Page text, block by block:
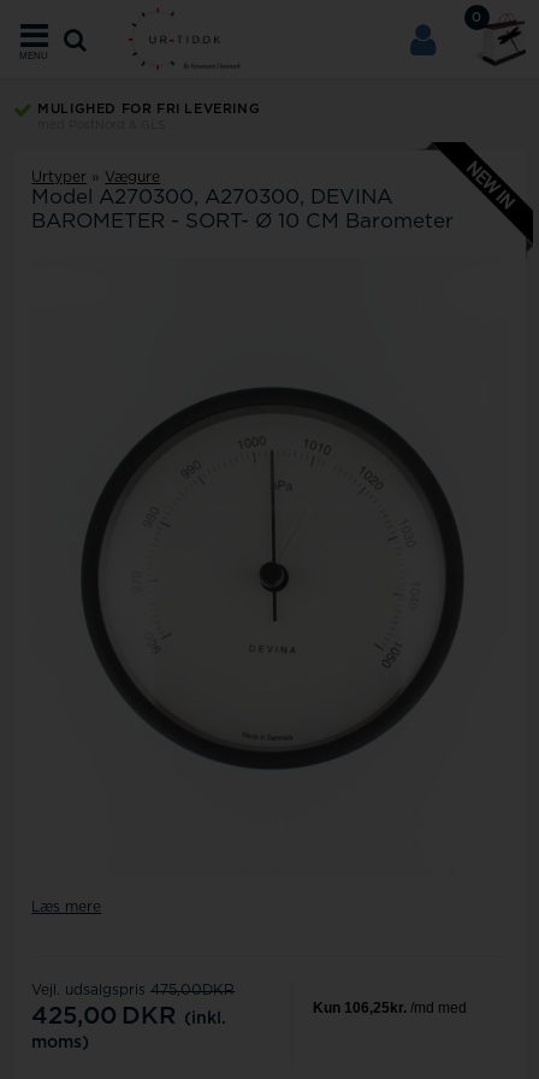
0
MENU
MULIGHED FOR FRI LEVERING
Urtyper » Vægure
Model A270300
A270300, DEVINA
BAROMETER - SORT- Ø 10 CM Barometer
Læs mere
Vejl. udsalgspris 475,00DKR
425,00 DKR
(inkl.
moms)